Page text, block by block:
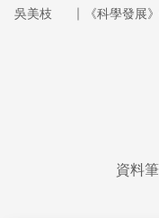
和大家分享他苦心鑽
吳美枝 ｜ 《科學發展
資料